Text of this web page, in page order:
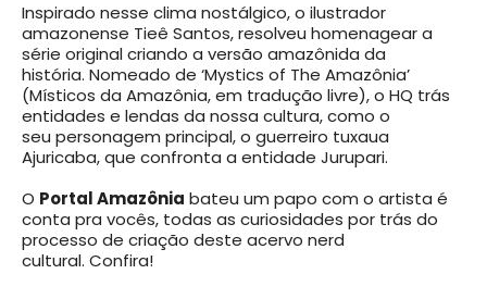
Inspirado nesse clima nostálgico, o ilustrador
amazonense Tieê Santos,resolveu homenagear a
série original criando a versão amazônida da
história. Nomeado de ‘Mystics of The Amazônia’
(Místicos da Amazônia, em tradução livre), o HQ trás
entidades e lendas da nossa cultura, como o
seu personagem principal, o guerreiro tuxaua
Ajuricaba, que confronta a entidade Jurupari.
O Portal Amazônia bateu um papo com o artista é
conta pra vocês, todas as curiosidades por trás do
processo de criação deste acervo nerd
cultural. Confira!